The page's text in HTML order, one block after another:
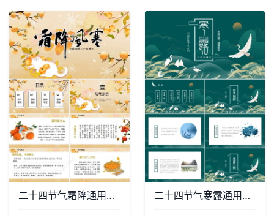
二十四节气霜降通用PPT模板(53) 二十四节气寒露通用PPT模板(10)